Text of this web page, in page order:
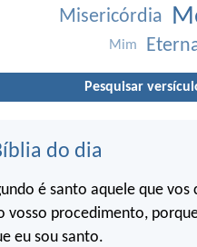
Misericórdia
Mim
Pesquisar
do dia
é santo aquele que
vosso procedimento,
eu sou santo.